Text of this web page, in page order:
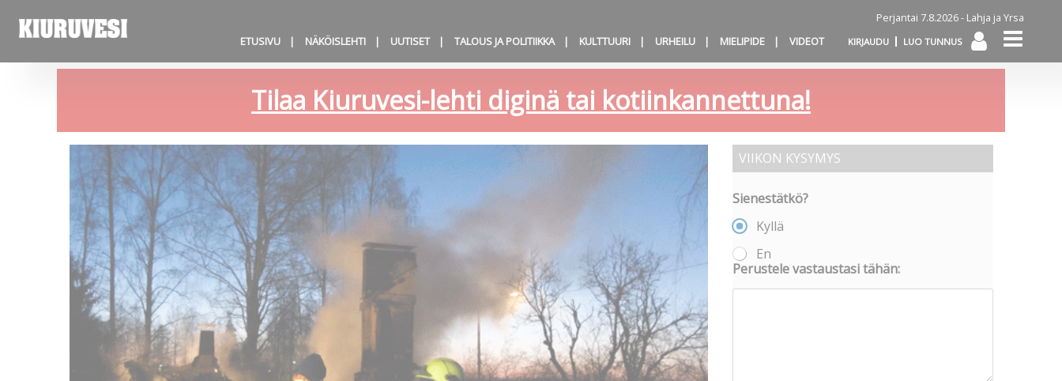
Perjantai 7.8.2026 - Lahja ja Yrsa
ETUSIVU
NÄKÖISLEHTI UUTISET TALOUS JA POLITIIKKA KULTTUURI URHEILU MIELIPIDE VIDEOT KIRJAUDU LUO TUNNUS
Tilaa Kiuruvesi-lehti diginä tai kotiinkannettuna!
VIIKON KYSYMYS
Sienestätkö?
Kyllä
En
Perustele vastaustasi tähän: